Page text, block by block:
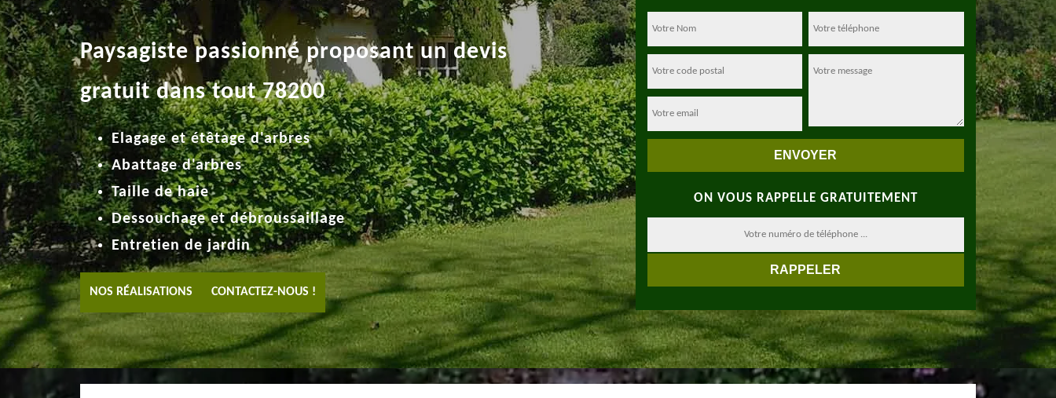
ON VOUS RAPPELLE GRATUITEMENT
Paysagiste passionné proposant un devis
gratuit dans tout 78200
Elagage et étêtage d'arbres
Abattage d'arbres
Taille de haie
Dessouchage et débroussaillage
Entretien de jardin
NOS RÉALISATIONS CONTACTEZ-NOUS !